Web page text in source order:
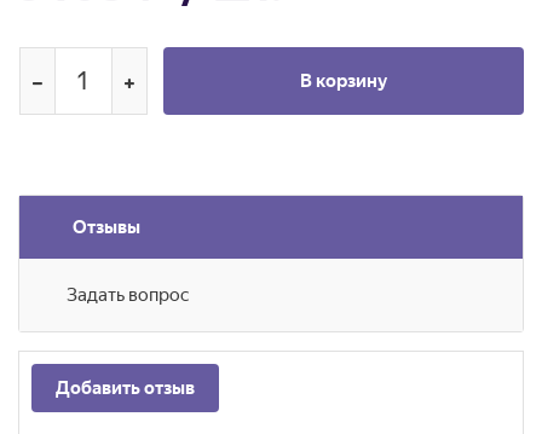
В корзину
Отзывы
Задать вопрос
Добавить отзыв